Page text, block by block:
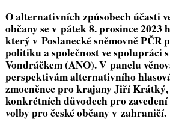
O alternativních způsobech účasti
občany se v pátek 8. prosince 2023
který v Poslanecké sněmovně
politiku a společnost ve spolupráci
Vondráčkem (ANO). V panelu
perspektivám alternativního
zmocněnec pro krajany Jiří
konkrétních důvodech pro
volby pro české občany v zahraničí.